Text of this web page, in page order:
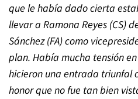
que le había dado cierta
llevar a Ramona Reyes (CS)
Sánchez (FA) como
plan. Había mucha tensión
hicieron una entrada triunfal
honor que no fue tan bien